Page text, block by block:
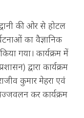
की ओर से होटल
का वैज्ञानिक
गया। कार्यक्रम में
द्वारा कार्यक्रम
कुमार मेहरा एवं
कर कार्यक्रम